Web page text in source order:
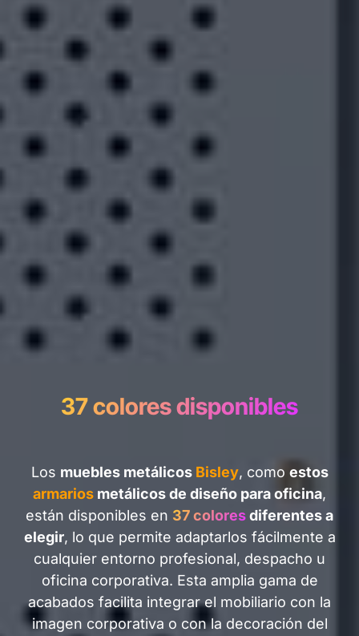
37 colores disponibles
Los muebles metálicos Bisley, como estos
armarios metálicos de diseño para oficina,
están disponibles en 37 coloresdiferentes a
elegir, lo que permite adaptarlos fácilmente a
cualquier entorno profesional, despacho u
oficina corporativa. Esta amplia gama de
acabados facilita integrar el mobiliario con la
imagen corporativa o con la decoración del